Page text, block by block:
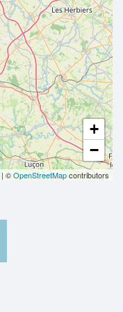
+
−
| ©OpenStreetMapcontributors